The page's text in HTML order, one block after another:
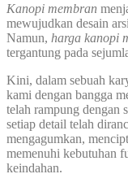
Kanopi membran
mewujudkan desain
Namun, harga kanopi
tergantung pada
Kini, dalam sebuah
kami dengan bangga
telah rampung dengan
setiap detail telah
mengagumkan,
memenuhi kebutuhan
keindahan.